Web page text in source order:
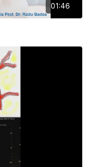
01:46